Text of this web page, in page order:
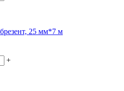
25 мм*7 м
+